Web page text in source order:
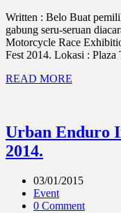
Written : Belo Buat
gabung seru-seruan
Motorcycle Race
Fest 2014. Lokasi :
READ MORE
Urban Enduro
2014.
03/01/2015
Event
0 Comment